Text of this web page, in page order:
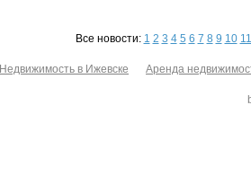
Все новости: 1 2 3 4 5 6 7 8 9 10 11
Недвижимость в Ижевске Аренда